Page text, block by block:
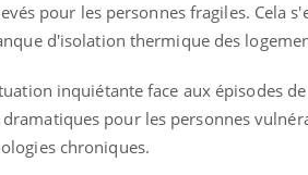
pour les personnes fragiles. Cela
d'isolation thermique des
inquiétante face aux épisodes
pour les personnes
chroniques.